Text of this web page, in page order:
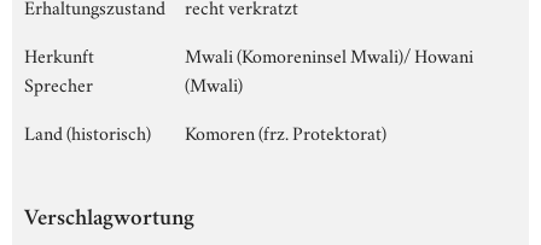
Erhaltungszustand
recht verkratzt
Herkunft
Sprecher
Mwali (Komoreninsel Mwali)/ Howani
(Mwali)
Land (historisch)
Komoren (frz. Protektorat)
Verschlagwortung